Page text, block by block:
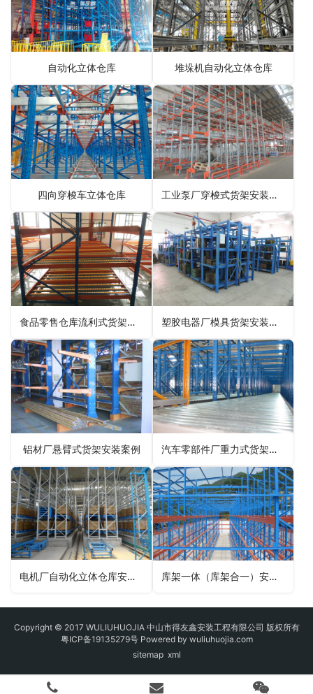
自动化立体仓库 堆垛机自动化立体仓库
四向穿梭车立体仓库 工业泵厂穿梭式货架安装案例
食品零售仓库流利式货架安装案例 塑胶电器厂模具货架安装案例
铝材厂悬臂式货架安装案例 汽车零部件厂重力式货架安装案例
电机厂自动化立体仓库安装案例 库架一体（库架合一）安装案例
Copyright © 2017 WULIUHUOJIA 中山市得友鑫安装工程有限公司 版权所有
粤ICP备19135279号Powered by wuliuhuojia.com
sitemap xml